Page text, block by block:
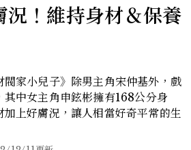
況！維持身材＆保養
閥家小兒子》除男主角宋仲基外，戲
其中女主角申鉉彬擁有168公分身
加上好膚況，讓人相當好奇平常的生